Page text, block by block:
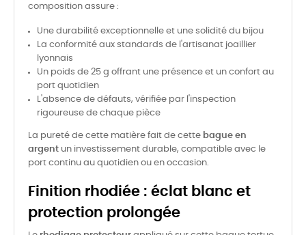
composition assure :
Une durabilité exceptionnelle et une solidité du bijou
La conformité aux standards de l'artisanat joaillier
lyonnais
Un poids de 25 g offrant une présence et un confort au
port quotidien
L'absence de défauts, vérifiée par l'inspection
rigoureuse de chaque pièce
La pureté de cette matière fait de cette bague en
argent un investissement durable, compatible avec le
port continu au quotidien ou en occasion.
Finition rhodiée : éclat blanc et
protection prolongée